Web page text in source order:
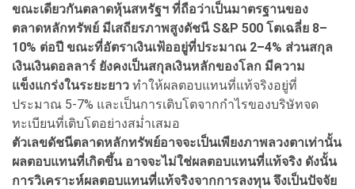
ขณะเดียวกันตลาดหุ้นสหรัฐฯ ที่ถือว่าเป็นมาตรฐานของ
ตลาดหลักทรัพย์ มีเสถียรภาพสูงดัชนี S&P 500 โตเฉลี่ย 8–
10% ต่อปี ขณะที่อัตราเงินเฟ้ออยู่ที่ประมาณ 2–4% ส่วนสกุล
เงินเงินดอลลาร์ ยังคงเป็นสกุลเงินหลักของโลก มีความ
แข็งแกร่งในระยะยาว ทำให้ผลตอบแทนที่แท้จริงอยู่ที่
ประมาณ 5-7% และเป็นการเติบโตจากกำไรของบริษัทจด
ทะเบียนที่เติบโตอย่างสม่ำเสมอ
ตัวเลขดัชนีตลาดหลักทรัพย์อาจจะเป็นเพียงภาพลวงตาเท่านั้น
ผลตอบแทนที่เกิดขึ้น อาจจะไม่ใช่ผลตอบแทนที่แท้จริง ดังนั้น
การวิเคราะห์ผลตอบแทนที่แท้จริงจากการลงทุน จึงเป็นปัจจัย